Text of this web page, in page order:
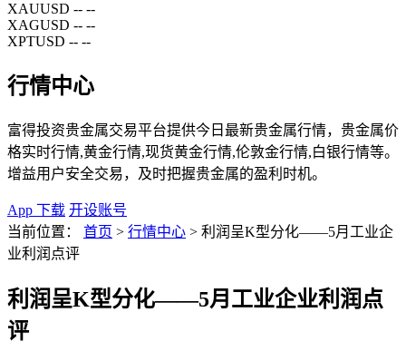
XAUUSD -- --
XAGUSD -- --
XPTUSD -- --
行情中心
富得投资贵金属交易平台提供今日最新贵金属行情，贵金属价
格实时行情,黄金行情,现货黄金行情,伦敦金行情,白银行情等。
增益用户安全交易，及时把握贵金属的盈利时机。
App 下载 开设账号
当前位置：
首页 > 行情中心 > 利润呈K型分化——5月工业企
业利润点评
利润呈K型分化——5月工业企业利润点
评